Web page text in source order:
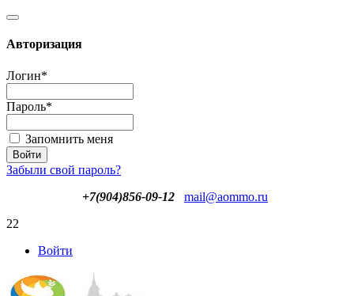
Авторизация
Логин*
Пароль*
Запомнить меня
Забыли свой пароль?
+7(904)856-09-12
mail@aommo.ru
22
Войти